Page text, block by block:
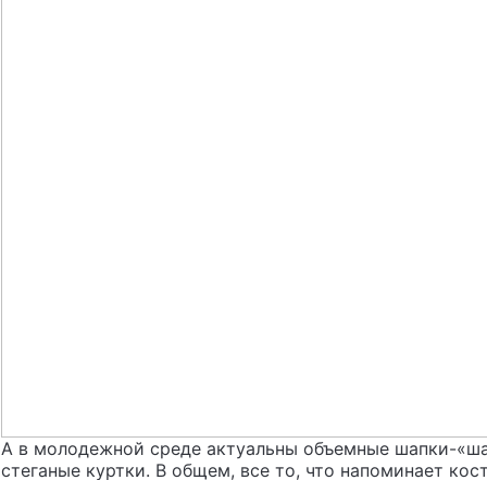
А в молодежной среде актуальны объемные шапки-
стеганые куртки. В общем, все то, что напоминает